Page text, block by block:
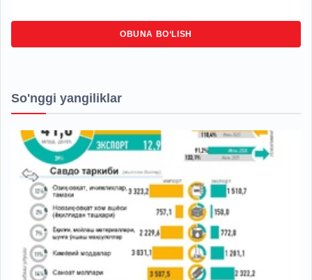
OBUNA BO‘LISH
So'nggi yangiliklar